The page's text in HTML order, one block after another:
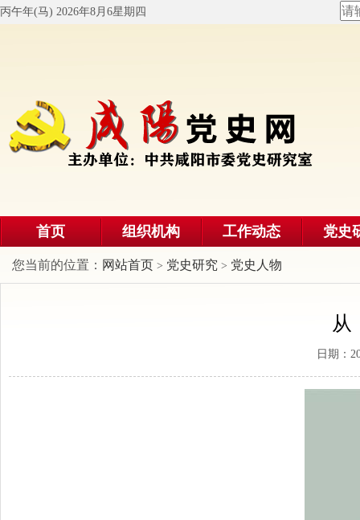
丙午年(马) 2026年8月6星期四
首页 组织机构 工作动态 党史
您当前的位置： 网站首页 > 党史研究 > 党史人物
从
日期：